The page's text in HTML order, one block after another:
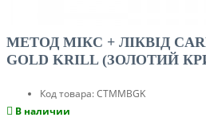
МЕТОД МІКС + ЛІКВІД
GOLD KRILL (ЗОЛОТИЙ
Код товара:CTMMBGK
В наличии